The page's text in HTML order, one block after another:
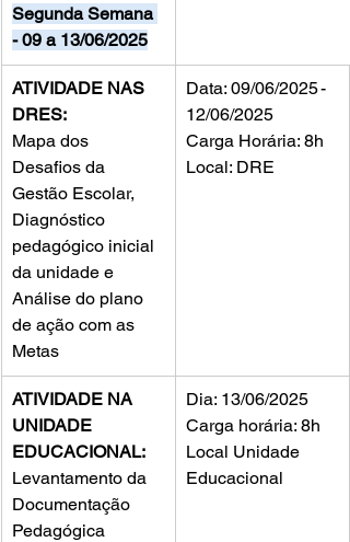
Segunda Semana
- 09 a 13/06/2025
ATIVIDADE NAS
DRES:
Mapa dos
Desafios da
Gestão Escolar,
Diagnóstico
pedagógico inicial
da unidade e
Análise do plano
de ação com as
Metas
Data: 09/06/2025 -
12/06/2025
Carga Horária: 8h
Local: DRE
ATIVIDADE NA
UNIDADE
EDUCACIONAL:
Levantamento da
Documentação
Pedagógica
Dia: 13/06/2025
Carga horária: 8h
Local Unidade
Educacional